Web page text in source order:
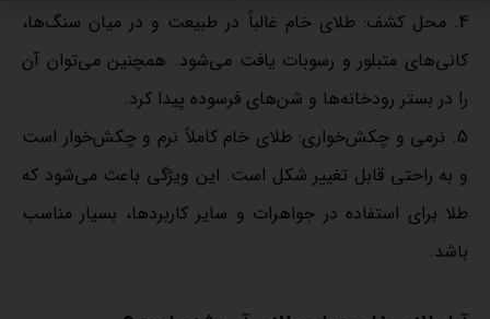
4. محل کشف: طلای خام غالباً در طبیعت و در میان سنگ‌ها،
کانی‌های متبلور و رسوبات یافت می‌شود. همچنین می‌توان آن
را در بستر رودخانه‌ها و شن‌های فرسوده پیدا کرد.
5. نرمی و چکش‌خواری: طلای خام کاملاً نرم و چکش‌خوار است
و به راحتی قابل تغییر شکل است. این ویژگی باعث می‌شود که
طلا برای استفاده در جواهرات و سایر کاربردها، بسیار مناسب
باشد.